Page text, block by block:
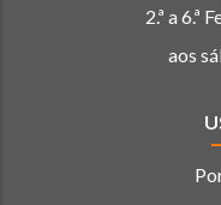
2.ª a 6.ª
aos